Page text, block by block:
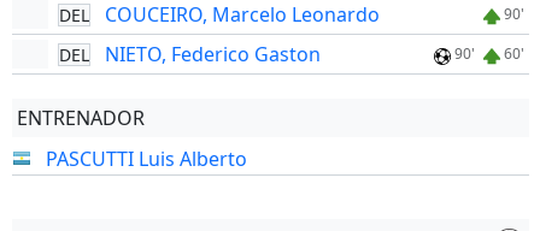
DEL COUCEIRO, Marcelo Leonardo 90'
DEL NIETO, Federico Gaston 90' 60'
ENTRENADOR
PASCUTTI Luis Alberto